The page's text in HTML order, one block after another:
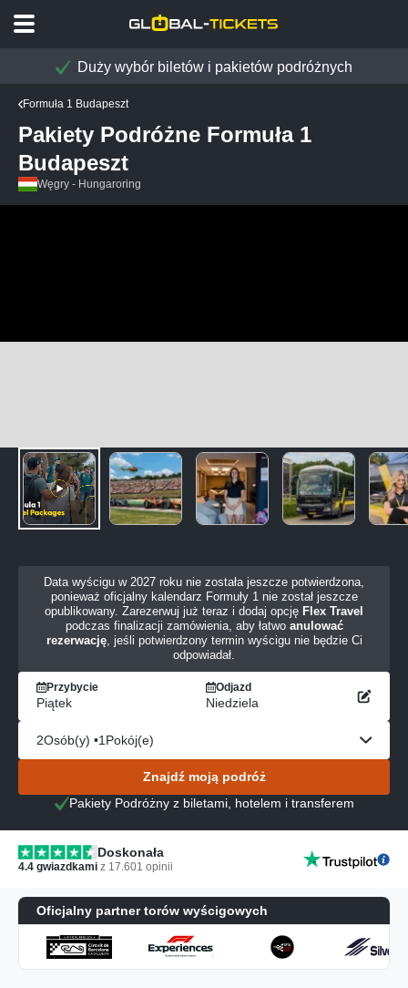
Duży wybór biletów i pakietów podróżnych
Formuła 1 Budapeszt
Pakiety Podróżne Formuła 1
Budapeszt
Węgry - Hungaroring
Data wyścigu w 2027 roku nie została jeszcze potwierdzona,
ponieważ oficjalny kalendarz Formuły 1 nie został jeszcze
opublikowany. Zarezerwuj już teraz i dodaj opcję Flex Travel
podczas finalizacji zamówienia, aby łatwo anulować
rezerwację, jeśli potwierdzony termin wyścigu nie będzie Ci
odpowiadał.
Przybycie
Piątek
Odjazd
Niedziela
2Osób(y) •1 Pokój(e)
Znajdź moją podróż
Pakiety Podróżny z biletami, hotelem i transferem
Doskonała
4.4 gwiazdkami z 17.601 opinii
Oficjalny partner torów wyścigowych